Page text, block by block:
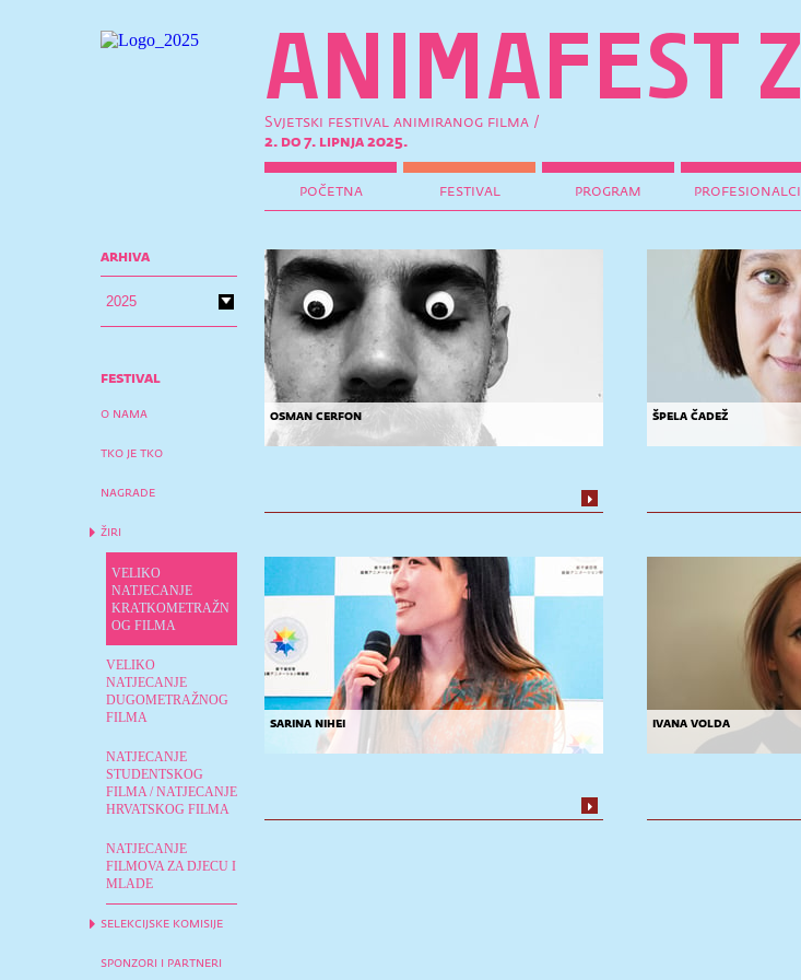
Svjetski festival animiranog filma /
2. do 7. lipnja 2025.
početna festival program profesionalci
arhiva
festival
o nama
tko je tko
nagrade
žiri
VELIKO
NATJECANJE
KRATKOMETRAŽN
OG FILMA
VELIKO
NATJECANJE
DUGOMETRAŽNOG
FILMA
NATJECANJE
STUDENTSKOG
FILMA / NATJECANJE
HRVATSKOG FILMA
NATJECANJE
FILMOVA ZA DJECU I
MLADE
selekcijske komisije
sponzori i partneri
osman cerfon špela čadež
sarina nihei ivana volda